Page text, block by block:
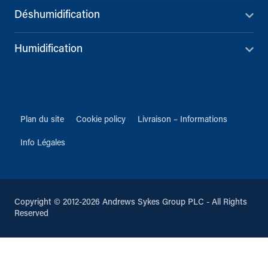
Déshumidification
Humidification
Plan du site Cookie policy Livraison – Informations
Info Légales
Copyright © 2012-2026 Andrews Sykes Group PLC - All Rights
Reserved